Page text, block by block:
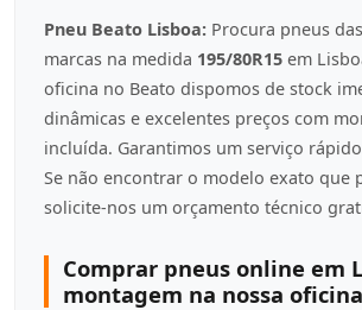
Pneu Beato Lisboa: Procura pneus
marcas na medida 195/80R15 em
oficina no Beato dispomos de stock
dinâmicas e excelentes preços com
incluída. Garantimos um serviço
Se não encontrar o modelo exato que
solicite-nos um orçamento técnico
Comprar pneus online em
montagem na nossa oficina